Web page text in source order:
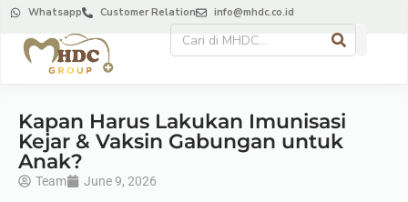
Whatsapp Customer Relation info@mhdc.co.id
Kapan Harus Lakukan Imunisasi
Kejar & Vaksin Gabungan untuk
Anak?
Team June 9, 2026